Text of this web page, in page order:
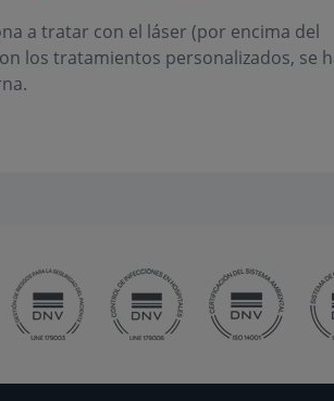
a tratar con el láser (por encima del
los tratamientos personalizados, se